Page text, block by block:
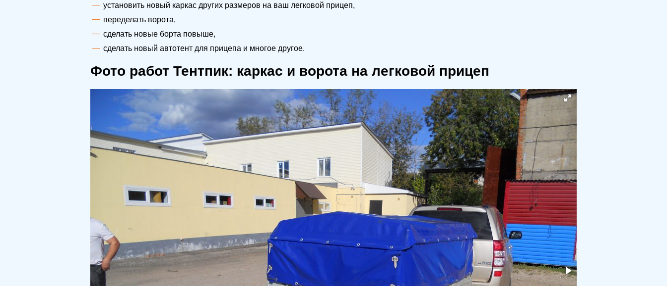
установить новый каркас других размеров на ваш легковой прицеп,
переделать ворота,
сделать новые борта повыше,
сделать новый автотент для прицепа и многое другое.
Фото работ Тентпик: каркас и ворота на легковой прицеп